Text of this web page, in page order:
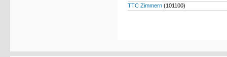
TTC Zimmern (101100)